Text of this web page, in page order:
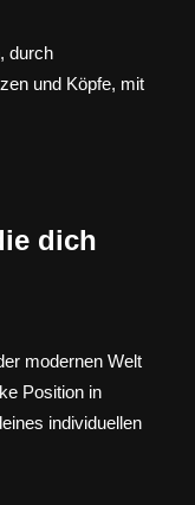
durch
und Köpfe, mit
dich
modernen Welt
Position in
individuellen